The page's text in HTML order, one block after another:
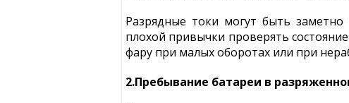
Разрядные токи могут быть
плохой привычки проверять
фару при малых оборотах или при
2.Пребывание батареи в